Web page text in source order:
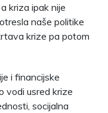
kriza ipak nije
naše politike
krize pa potom
i financijske
vodi usred krize
socijalna